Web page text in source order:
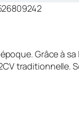
Grâce à
traditionnelle.